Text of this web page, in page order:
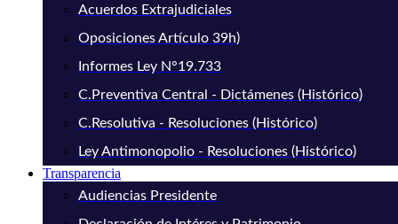
Acuerdos Extrajudiciales
Oposiciones Artículo 39h)
Informes Ley N°19.733
C.Preventiva Central - Dictámenes (Histórico)
C.Resolutiva - Resoluciones (Histórico)
Ley Antimonopolio - Resoluciones (Histórico)
Transparencia
Audiencias Presidente